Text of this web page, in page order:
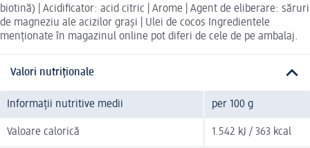
biotină) | Acidificator: acid citric | Arome | Agent de eliberare: săruri
de magneziu ale acizilor grași | Ulei de cocos Ingredientele
menționate în magazinul online pot diferi de cele de pe ambalaj.
Valori nutriționale
Informații nutritive medii per 100 g
Valoare calorică 1.542 kJ / 363 kcal